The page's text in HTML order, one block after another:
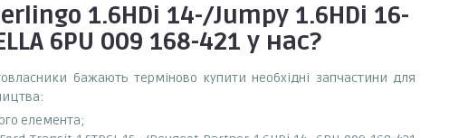
1.6HDi 14-/Jumpy 1.6HDi 16-
6PU 009 168-421 у нас?
бажають терміново купити необхідні запчастини для
елемента;